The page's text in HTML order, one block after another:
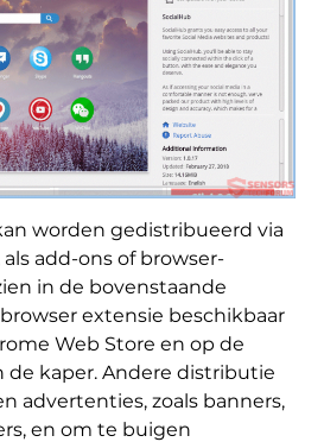
worden gedistribueerd via
add-ons of browser-
in de bovenstaande
extensie beschikbaar
Web Store en op de
de kaper. Andere distributie
advertenties, zoals banners,
en om te buigen